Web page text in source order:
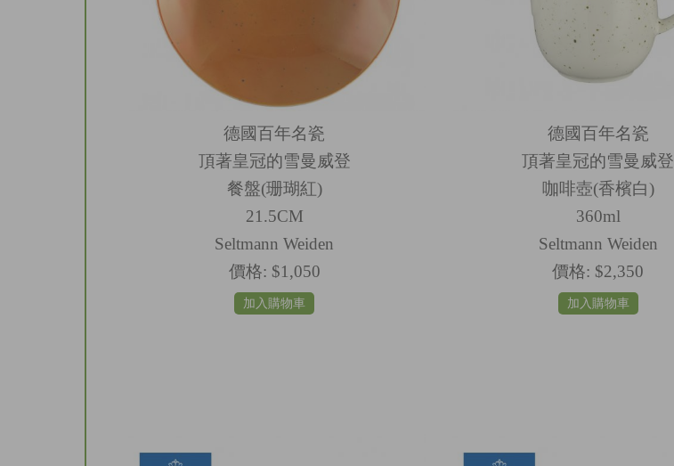
德國百年名瓷
頂著皇冠的雪曼威登
餐盤(珊瑚紅)
21.5CM
Seltmann Weiden
價格: $1,050
加入購物車
德國百年名瓷
頂著皇冠的雪曼威登
咖啡壺(香檳白)
360ml
Seltmann Weiden
價格: $2,350
加入購物車